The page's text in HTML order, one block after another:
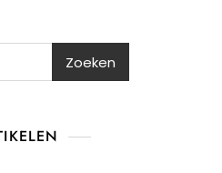
Zoeken